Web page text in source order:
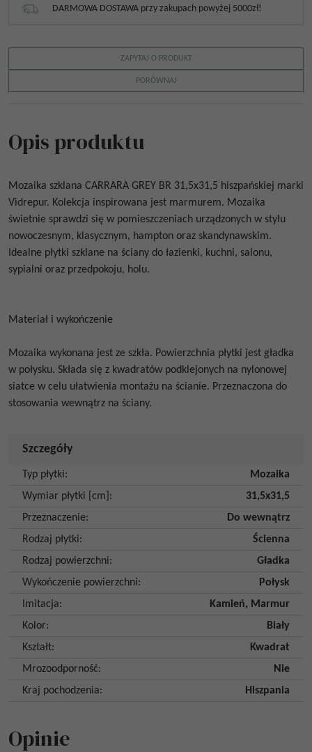
DARMOWA DOSTAWA przy zakupach powyżej 5000zł!
ZAPYTAJ O PRODUKT
PORÓWNAJ
Opis produktu
Mozaika szklana CARRARA GREY BR 31,5x31,5 hiszpańskiej marki
Vidrepur. Kolekcja inspirowana jest marmurem. Mozaika
świetnie sprawdzi się w pomieszczeniach urządzonych w stylu
nowoczesnym, klasycznym, hampton oraz skandynawskim.
Idealne płytki szklane na ściany do łazienki, kuchni, salonu,
sypialni oraz przedpokoju, holu.
Materiał i wykończenie
Mozaika wykonana jest ze szkła. Powierzchnia płytki jest gładka
w połysku. Składa się z kwadratów podklejonych na nylonowej
siatce w celu ułatwienia montażu na ścianie. Przeznaczona do
stosowania wewnątrz na ściany.
Szczegóły
Typ płytki:
Mozaika
Wymiar płytki [cm] :
31,5x31,5
Przeznaczenie:
Do wewnątrz
Rodzaj płytki:
Ścienna
Rodzaj powierzchni:
Gładka
Wykończenie powierzchni:
Połysk
Imitacja: Kamień, Marmur
Kolor:
Biały
Kształt:
Kwadrat
Mrozoodporność:
Nie
Kraj pochodzenia: Hiszpania
Opinie